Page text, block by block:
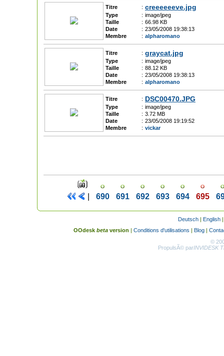
Titre : creeeeeeve.jpg
Type : image/jpeg
Taille
: 66.98 KB
Date
: 23/05/2008 19:38:13
Membre
: alpharomano
Titre : graycat.jpg
Type : image/jpeg
Taille
: 88.12 KB
Date
: 23/05/2008 19:38:13
Membre
: alpharomano
Titre : DSC00470.JPG
Type : image/jpeg
Taille
: 3.72 MB
Date
: 23/05/2008 19:19:52
Membre
: vickar
690 691 692 693 694 695
Deutsch| English
OOdesk betaversion | Conditions d'utilisations | Blog|
©
PropulsÃ© parINVIDESK